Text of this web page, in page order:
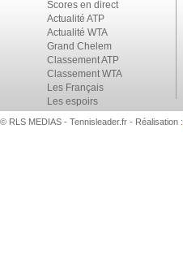
Scores en direct
Actualité ATP
Actualité WTA
Grand Chelem
Classement ATP
Classement WTA
Les Français
Les espoirs
© RLS MEDIAS - Tennisleader.fr - Réalisation :